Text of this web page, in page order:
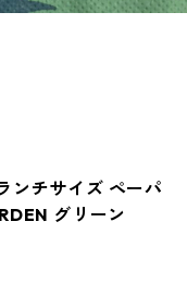
ンチサイズ ペーパ
グリーン